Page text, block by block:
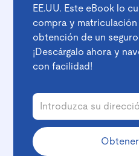
EE.UU. Este eBook lo
compra y
obtención de un
¡Descárgalo ahora y
con facilidad!